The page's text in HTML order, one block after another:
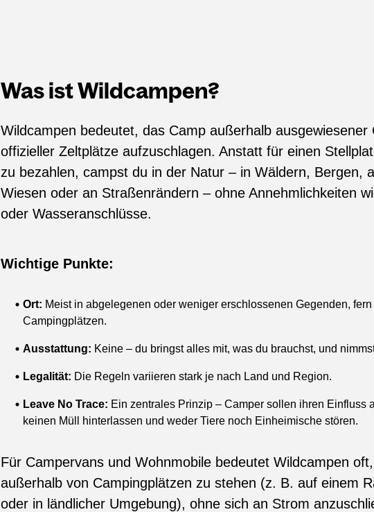
Was ist Wildcampen?
Wildcampen bedeutet, das Camp außerhalb ausgewiesener
offizieller Zeltplätze aufzuschlagen. Anstatt für einen
zu bezahlen, campst du in der Natur – in Wäldern, Bergen,
Wiesen oder an Straßenrändern – ohne Annehmlichkeiten
oder Wasseranschlüsse.
Wichtige Punkte:
Ort: Meist in abgelegenen oder weniger erschlossenen Gegenden,
Campingplätzen.
Ausstattung: Keine – du bringst alles mit, was du brauchst, und
Legalität: Die Regeln variieren stark je nach Land und Region.
Leave No Trace: Ein zentrales Prinzip – Camper sollen ihren Einfluss
keinen Müll hinterlassen und weder Tiere noch Einheimische stören.
Für Campervans und Wohnmobile bedeutet Wildcampen
außerhalb von Campingplätzen zu stehen (z. B. auf einem
oder in ländlicher Umgebung), ohne sich an Strom